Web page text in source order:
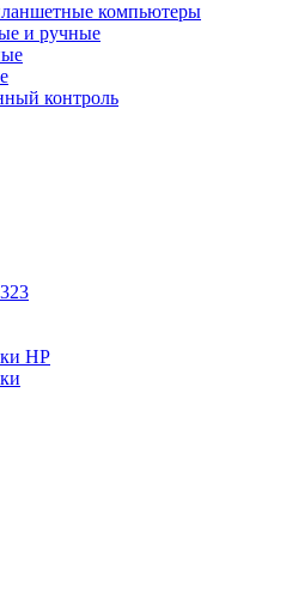
компьютеры
и ручные
контроль
HP